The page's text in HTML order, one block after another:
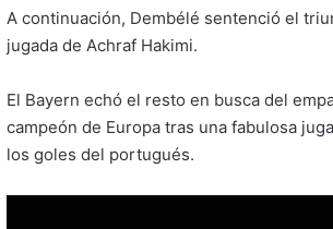
A continuación, Dembélé sentenció el
jugada de Achraf Hakimi.
El Bayern echó el resto en busca del
campeón de Europa tras una fabulosa
los goles del portugués.